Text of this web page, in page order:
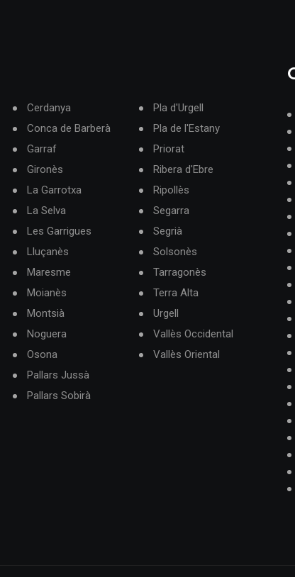
Cerdanya
Conca de Barberà
Garraf
Gironès
La Garrotxa
La Selva
Les Garrigues
Lluçanès
Maresme
Moianès
Montsià
Noguera
Osona
Pallars Jussà
Pallars Sobirà
Pla d'Urgell
Pla de l'Estany
Priorat
Ribera d'Ebre
Ripollès
Segarra
Segrià
Solsonès
Tarragonès
Terra Alta
Urgell
Vallès Occidental
Vallès Oriental